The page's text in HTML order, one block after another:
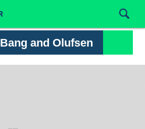
Bang and Olufsen